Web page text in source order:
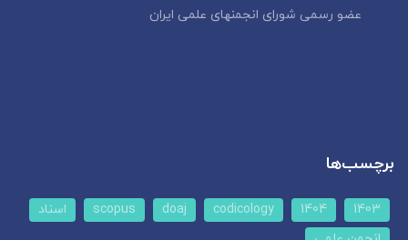
عضو رسمی شورای انجمنهای علمی ایران
برچسب‌ها
1403
1404
codicology
doaj
scopus
اسناد